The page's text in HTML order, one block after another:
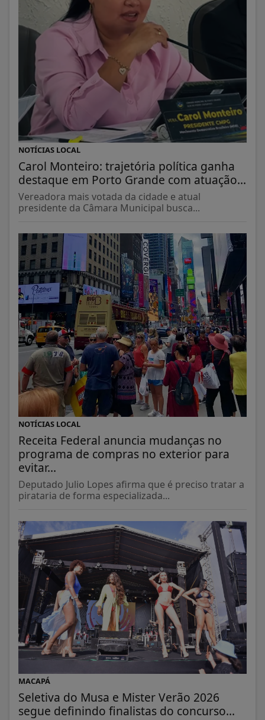
NOTÍCIAS LOCAL
Carol Monteiro: trajetória política ganha
destaque em Porto Grande com atuação...
Vereadora mais votada da cidade e atual
presidente da Câmara Municipal busca...
NOTÍCIAS LOCAL
Receita Federal anuncia mudanças no
programa de compras no exterior para
evitar...
Deputado Julio Lopes afirma que é preciso tratar a
pirataria de forma especializada...
MACAPÁ
Seletiva do Musa e Mister Verão 2026
segue definindo finalistas do concurso...